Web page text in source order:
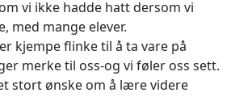
vi ikke hadde hatt dersom vi
med mange elever.
kjempe flinke til å ta vare på
merke til oss-og vi føler oss sett.
stort ønske om å lære videre